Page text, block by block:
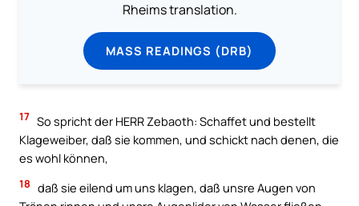
Rheims translation.
MASS READINGS (DRB)
17 So spricht der HERR Zebaoth: Schaffet und bestellt
Klageweiber, daß sie kommen, und schickt nach denen, die
es wohl können,
18 daß sie eilend um uns klagen, daß unsre Augen von